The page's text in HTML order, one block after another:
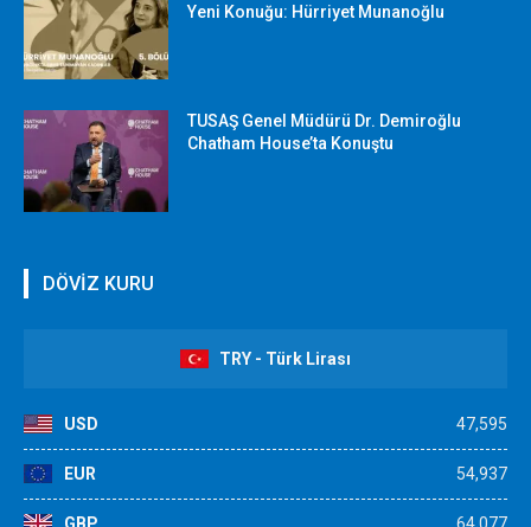
Yeni Konuğu: Hürriyet Munanoğlu
TUSAŞ Genel Müdürü Dr. Demiroğlu
Chatham House’ta Konuştu
DÖVİZ KURU
TRY - Türk Lirası
USD 47,595
EUR 54,937